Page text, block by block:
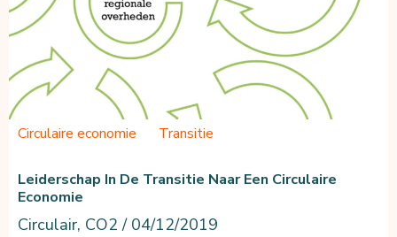
Circulaire economie Transitie
Leiderschap In De Transitie Naar Een Circulaire
Economie
Circulair, CO2 / 04/12/2019